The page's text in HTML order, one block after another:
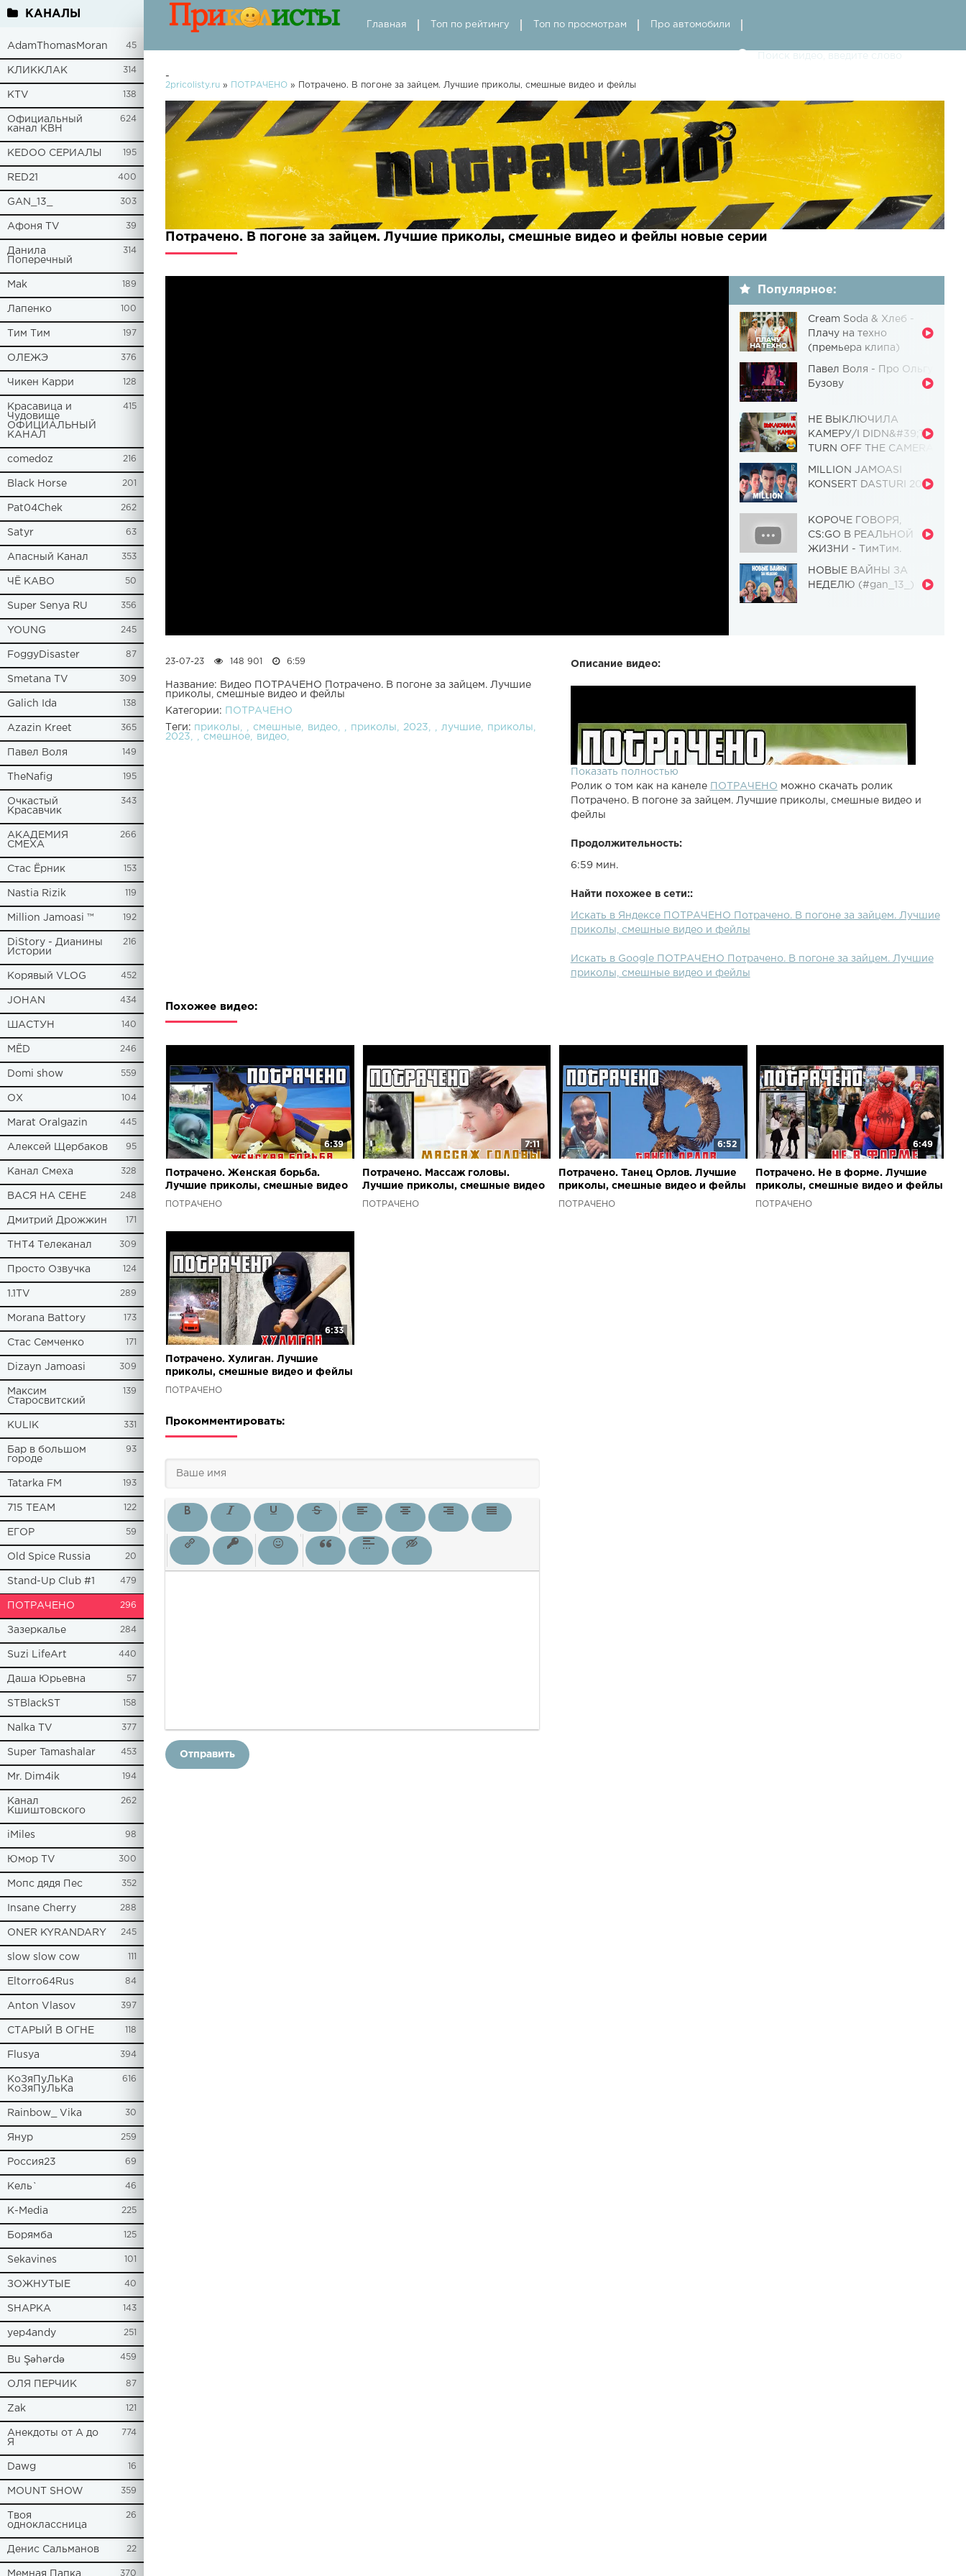
КАНАЛЫ
AdamThomasMoran 45
КЛИККЛАК 314
KTV 138
Официальный
канал КВН
624
KEDOO СЕРИАЛЫ 195
RED21 400
GAN_13_ 303
Афоня TV 39
Данила
Поперечный
314
Mak 189
Лапенко 100
Tим Тим 197
ОЛЕЖЭ 376
Чикен Карри 128
Красавица и
Чудовище
ОФИЦИАЛЬНЫЙ
КАНАЛ
415
comedoz 216
Black Horse 201
Pat04Chek 262
Satyr 63
Апасный Канал 353
ЧЁ КАВО 50
Super Senya RU 356
YOUNG 245
FoggyDisaster 87
Smetana TV 309
Galich Ida 138
Azazin Kreet 365
Павел Воля 149
TheNafig 195
Очкастый
Красавчик
343
АКАДЕМИЯ
СМЕХА
266
Стас Ёрник 153
Nastia Rizik 119
Million Jamoasi ™ 192
DiStory - Дианины
Истории
216
Корявый VLOG 452
JOHAN 434
ШАСТУН 140
МЁD 246
Domi show 559
ОХ 104
Marat Oralgazin 445
Алексей Щербаков 95
Канал Смеха 328
ВАСЯ НА СЕНЕ 248
Дмитрий Дрожжин 171
ТНТ4 Телеканал 309
Просто Озвучка 124
1.1TV 289
Morana Battory 173
Стас Семченко 171
Dizayn Jamoasi 309
Максим
Старосвитский
139
KULIK 331
Бар в большом
городе
93
Tatarka FM 193
715 TEAM 122
ЕГОР 59
Old Spice Russia 20
Stand-Up Club #1 479
ПОТРАЧЕНО 296
Зазеркалье 284
Suzi LifeArt 440
Даша Юрьевна 57
STBlackST 158
Nalka TV 377
Super Tamashalar 453
Mr. Dim4ik 194
Канал
Кшиштовского
262
iMiles 98
Юмор TV 300
Мопс дядя Пес 352
Insane Cherry 288
ONER KYRANDARY 245
slow slow cow 111
Eltorro64Rus 84
Anton Vlasov 397
СТАРЫЙ В ОГНЕ 118
Flusya 394
КоЗяПуЛьКа
КоЗяПуЛьКа
616
Rainbow_ Vika 30
Янур 259
Россия23 69
Кель` 46
К-Media 225
Борямба 125
Sekavines 101
ЗОЖНУТЫЕ 40
SHAPKA 143
yep4andy 251
Bu Şəhərdə 459
ОЛЯ ПЕРЧИК 87
Zak 121
Анекдоты от А до
Я
774
Dawg 16
MOUNT SHOW 359
Твоя
одноклассница
26
Денис Сальманов 22
Мемная Папка 370
Главная Топ по рейтингу Топ по просмотрам Про автомобили
-
2pricolisty.ru » ПОТРАЧЕНО » Потрачено. В погоне за зайцем. Лучшие приколы, смешные видео и фейлы
Потрачено. В погоне за зайцем. Лучшие приколы, смешные видео и фейлы новые серии
Популярное:
Cream Soda & Хлеб -
Плачу на техно
(премьера клипа)
Павел Воля - Про Ольгу
Бузову
НЕ ВЫКЛЮЧИЛА
КАМЕРУ/I DIDN&#39;T
TURN OFF THE CAMERA
Чудовище] (Выпуск 110)
MILLION JAMOASI
KONSERT DASTURI 2019
КОРОЧЕ ГОВОРЯ,
CS:GO В РЕАЛЬНОЙ
ЖИЗНИ - ТимТим.
НОВЫЕ ВАЙНЫ ЗА
НЕДЕЛЮ (#gan_13_)
Описание видео:
Показать полностью
Ролик о том как на канеле
ПОТРАЧЕНО можно скачать ролик
Потрачено. В погоне за зайцем. Лучшие приколы, смешные видео и
фейлы
Продолжительность:
6:59 мин.
Найти похожее в сети::
Искать в Яндексе ПОТРАЧЕНО Потрачено. В погоне за зайцем. Лучшие
приколы, смешные видео и фейлы
Искать в Google ПОТРАЧЕНО Потрачено. В погоне за зайцем. Лучшие
приколы, смешные видео и фейлы
23-07-23 148 901 6:59
Название: Видео ПОТРАЧЕНО Потрачено. В погоне за зайцем. Лучшие
приколы, смешные видео и фейлы
Категории:
ПОТРАЧЕНО
Теги: приколы смешные видео приколы 2023 лучшие
приколы
2023
смешное видео
Похожее видео:
6:39
Потрачено. Женская борьба.
Лучшие приколы, смешные видео
и фейлы
ПОТРАЧЕНО
7:11
Потрачено. Массаж головы.
Лучшие приколы, смешные видео
и фейлы
ПОТРАЧЕНО
6:52
Потрачено. Танец Орлов. Лучшие
приколы, смешные видео и фейлы
ПОТРАЧЕНО
6:49
Потрачено. Не в форме. Лучшие
приколы, смешные видео и фейлы
ПОТРАЧЕНО
6:33
Потрачено. Хулиган. Лучшие
приколы, смешные видео и фейлы
ПОТРАЧЕНО
Прокомментировать:
Отправить